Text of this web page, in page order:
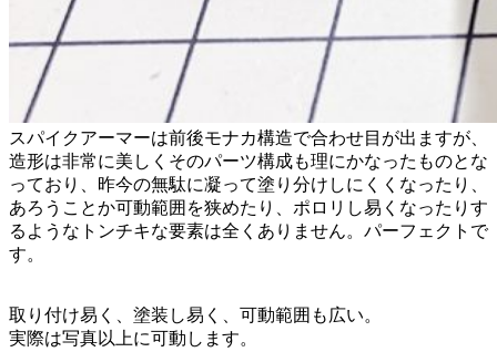
スパイクアーマーは前後モナカ構造で合わせ目が出ますが、
造形は非常に美しくそのパーツ構成も理にかなったものとな
っており、昨今の無駄に凝って塗り分けしにくくなったり、
あろうことか可動範囲を狭めたり、ポロリし易くなったりす
るようなトンチキな要素は全くありません。パーフェクトで
す。
取り付け易く、塗装し易く、可動範囲も広い。
実際は写真以上に可動します。